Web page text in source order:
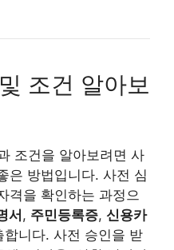
조건 알아보
조건을 알아보려면 사
은 방법입니다. 사전 심
격을 확인하는 과정으
서 , 주민등록증, 신용카
니다. 사전 승인을 받